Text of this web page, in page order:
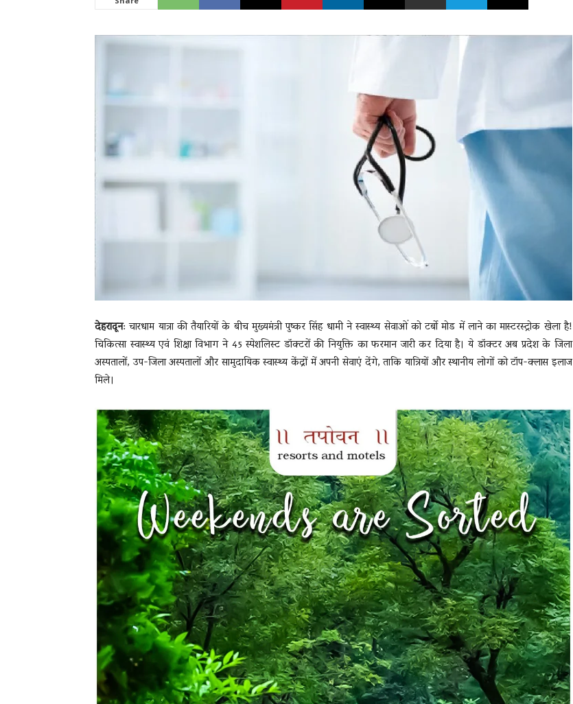
News
देहरादून: चारधाम यात्रा की तैयारियों के बीच मुख्यमंत्री पुष्कर सिंह धामी ने स्वास्थ्य सेवाओं को टर्बो मोड में लाने का मास्टरस्ट्रोक खेला है!
चिकित्सा स्वास्थ्य एवं शिक्षा विभाग ने 45 स्पेशलिस्ट डॉक्टरों की नियुक्ति का फरमान जारी कर दिया है। ये डॉक्टर अब प्रदेश के जिला
अस्पतालों, उप-जिला अस्पतालों और सामुदायिक स्वास्थ्य केंद्रों में अपनी सेवाएं देंगे, ताकि यात्रियों और स्थानीय लोगों को टॉप-क्लास इलाज
मिले।